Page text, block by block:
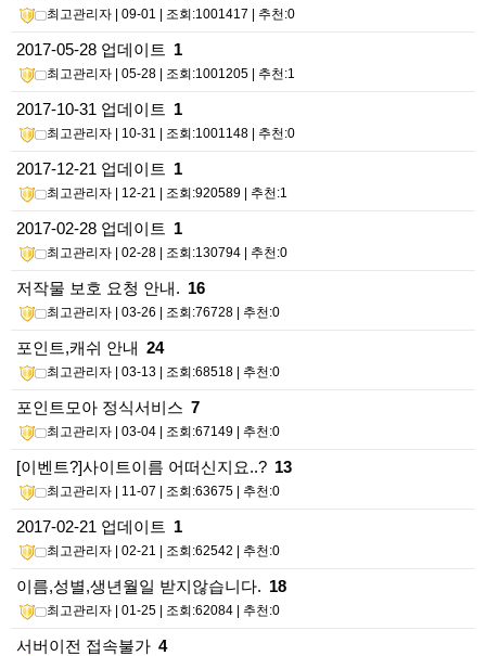
최고관리자 | 09-01 | 조회:1001417 | 추천:0
2017-05-28 업데이트 1
최고관리자 | 05-28 | 조회:1001205 | 추천:1
2017-10-31 업데이트 1
최고관리자 | 10-31 | 조회:1001148 | 추천:0
2017-12-21 업데이트 1
최고관리자 | 12-21 | 조회:920589 | 추천:1
2017-02-28 업데이트 1
최고관리자 | 02-28 | 조회:130794 | 추천:0
저작물 보호 요청 안내. 16
최고관리자 | 03-26 | 조회:76728 | 추천:0
포인트,캐쉬 안내 24
최고관리자 | 03-13 | 조회:68518 | 추천:0
포인트모아 정식서비스 7
최고관리자 | 03-04 | 조회:67149 | 추천:0
[이벤트?]사이트이름 어떠신지요..? 13
최고관리자 | 11-07 | 조회:63675 | 추천:0
2017-02-21 업데이트 1
최고관리자 | 02-21 | 조회:62542 | 추천:0
이름,성별,생년월일 받지않습니다. 18
최고관리자 | 01-25 | 조회:62084 | 추천:0
서버이전 접속불가 4